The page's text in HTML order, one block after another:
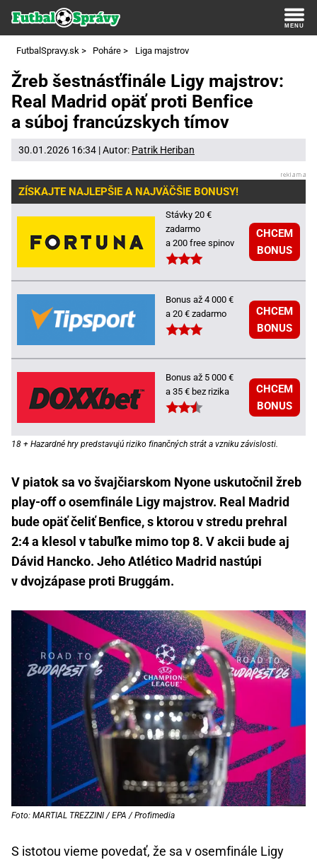
FutbalSpravy.sk > Poháre > Liga majstrov
Žreb šestnásťfinále Ligy majstrov:
Real Madrid opäť proti Benfice
a súboj francúzskych tímov
30.01.2026 16:34 | Autor: Patrik Heriban
ZÍSKAJTE NAJLEPŠIE A NAJVÄČŠIE BONUSY!
Stávky 20 €
zadarmo
a 200 free spinov
CHCEM
BONUS
Bonus až 4 000 €
a 20 € zadarmo
CHCEM
BONUS
Bonus až 5 000 €
a 35 € bez rizika
CHCEM
BONUS
18 + Hazardné hry predstavujú riziko finančných strát a vzniku závislosti.
V piatok sa vo švajčiarskom Nyone uskutočnil žreb
play-off o osemfinále Ligy majstrov. Real Madrid
bude opäť čeliť Benfice, s ktorou v stredu prehral
2:4 a klesol v tabuľke mimo top 8. V akcii bude aj
Dávid Hancko. Jeho Atlético Madrid nastúpi
v dvojzápase proti Bruggám.
Foto: MARTIAL TREZZINI / EPA / Profimedia
S istotou vieme povedať, že sa v osemfinále Ligy